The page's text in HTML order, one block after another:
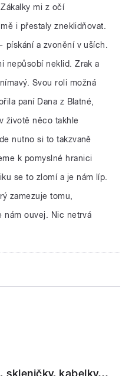
mi z očí
i přestaly zneklidňovat.
a zvonění v uších.
nepůsobí neklid. Zrak a
Svou roli možná
paní Dana z Blatné,
životě něco takhle
nutno si to takzvaně
k pomyslné hranici
se to zlomí a je nám líp.
zamezuje tomu,
nám ouvej. Nic netrvá
skleničky, kabelky…